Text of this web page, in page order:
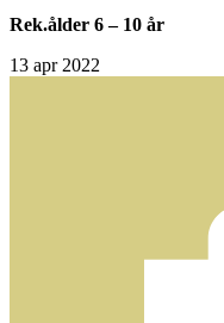
Rek.ålder 6 – 10 år
13 apr 2022